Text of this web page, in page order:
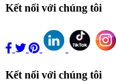
Kết nối với chúng tôi
Kết nối với chúng tôi